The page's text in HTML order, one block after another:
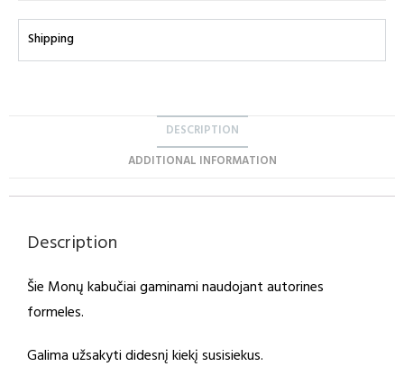
Shipping
DESCRIPTION
ADDITIONAL INFORMATION
Description
Šie Monų kabučiai gaminami naudojant autorines
formeles.
Galima užsakyti didesnį kiekį susisiekus.